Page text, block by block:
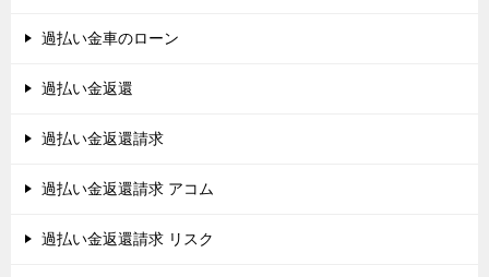
過払い金車のローン
過払い金返還
過払い金返還請求
過払い金返還請求 アコム
過払い金返還請求 リスク